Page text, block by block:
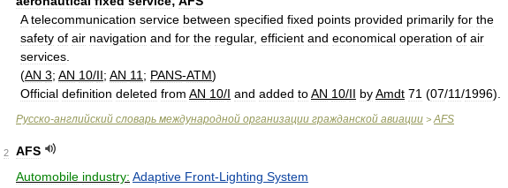
A telecommunication service between specified fixed points provided primarily for the
safety of air navigation and for the regular, efficient and economical operation of air
services
(AN 3; AN 10/II; AN 11 ; PANS-ATM)
Official definition deleted from AN 10/I and added toAN 10/II byAmdt 71 (07/11/1996).
Русско-английский словарь международной организации гражданской авиации > AFS
2
AFS
Automobile industry: Adaptive Front-Lighting System